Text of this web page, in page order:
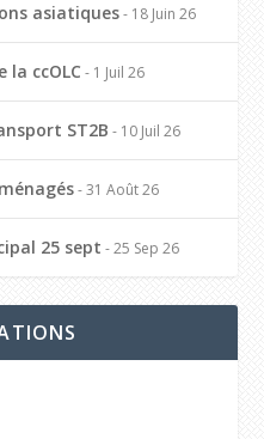
asiatiques- 18 Juin 26
la ccOLC - 1 Juil 26
ST2B - 10 Juil 26
- 31 Août 26
25 sept - 25 Sep 26